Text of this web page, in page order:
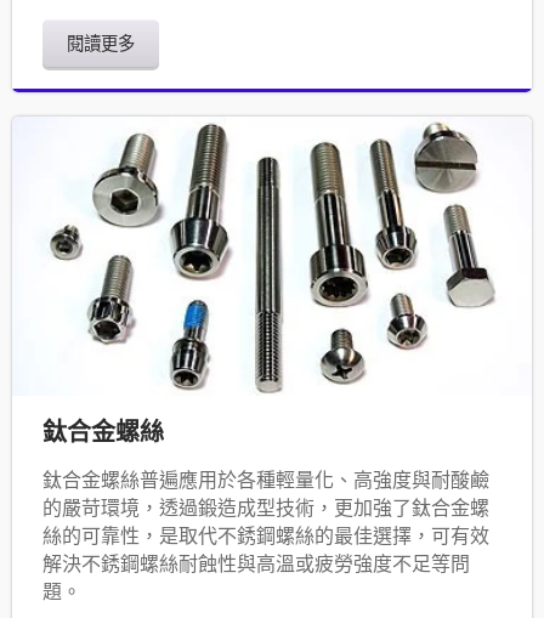
閱讀更多
鈦合金螺絲
鈦合金螺絲普遍應用於各種輕量化、高強度與耐酸鹼
的嚴苛環境，透過鍛造成型技術，更加強了鈦合金螺
絲的可靠性，是取代不銹鋼螺絲的最佳選擇，可有效
解決不銹鋼螺絲耐蝕性與高溫或疲勞強度不足等問
題。